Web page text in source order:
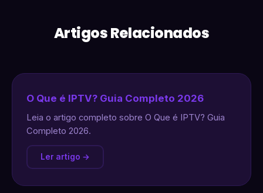
Artigos Relacionados
O Que é IPTV? Guia Completo 2026
Leia o artigo completo sobre O Que é IPTV? Guia
Completo 2026.
Ler artigo →